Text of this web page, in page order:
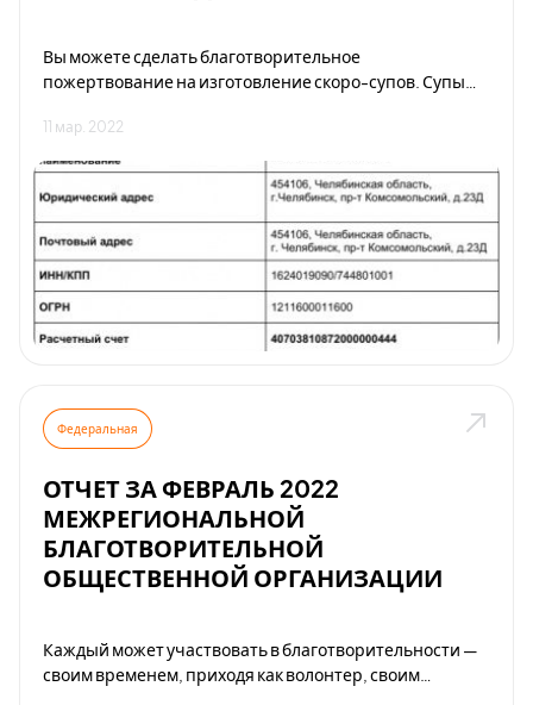
Вы можете сделать благотворительное
пожертвование на изготовление скоро-супов. Супы
бесплатной раздачи нуждающимся людям. Линейка
продуктов пополняется: - Гороховый суп с овощами; -
Борщ вегетарианский; - Уха вегетарианская; -
Картофельное пюре с овощами; - Сухой завтрак
«ХРУМСТИК» («Рисовый», «Многозерновой» и
«Гречневый»)
11 мар. 2022
Федеральная
ОТЧЕТ ЗА ФЕВРАЛЬ 2022
МЕЖРЕГИОНАЛЬНОЙ
БЛАГОТВОРИТЕЛЬНОЙ
ОБЩЕСТВЕННОЙ ОРГАНИЗАЦИИ
Каждый может участвовать в благотворительности —
своим временем, приходя как волонтер, своим